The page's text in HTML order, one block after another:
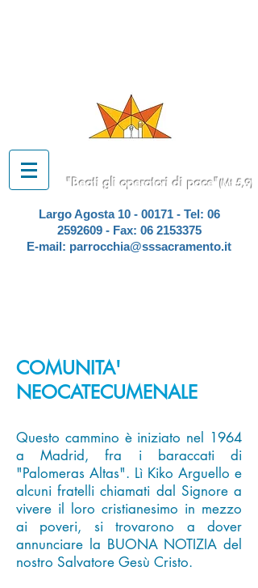
"Beati gli operatori di pace"(Mt 5,9)
Largo Agosta 10 - 00171- Tel: 06
2592609- Fax: 06 2153375
E-mail: parrocchia@sssacramento.it
COMUNITA'
NEOCATECUMENALE
Questo cammino è iniziato nel 1964
a Madrid, fra i baraccati di
"Palomeras Altas". Lì Kiko Arguello e
alcuni fratelli chiamati dal Signore a
vivere il loro cristianesimo in mezzo
ai poveri, si trovarono a dover
annunciare la BUONA NOTIZIA del
nostro Salvatore Gesù Cristo.